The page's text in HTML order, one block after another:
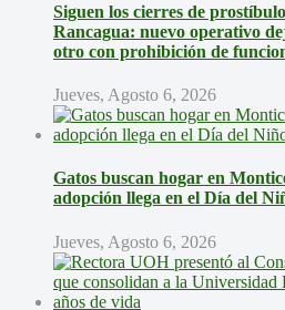
Siguen los cierres de
Rancagua: nuevo operativo
otro con prohibición de
Jueves, Agosto 6, 2026
Gatos buscan hogar en
adopción llega en el Día del
Jueves, Agosto 6, 2026